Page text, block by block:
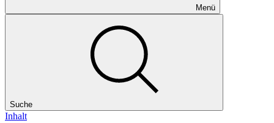
Menü
Suche
Inhalt